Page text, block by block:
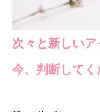
次々と新しいア
今、判断してく